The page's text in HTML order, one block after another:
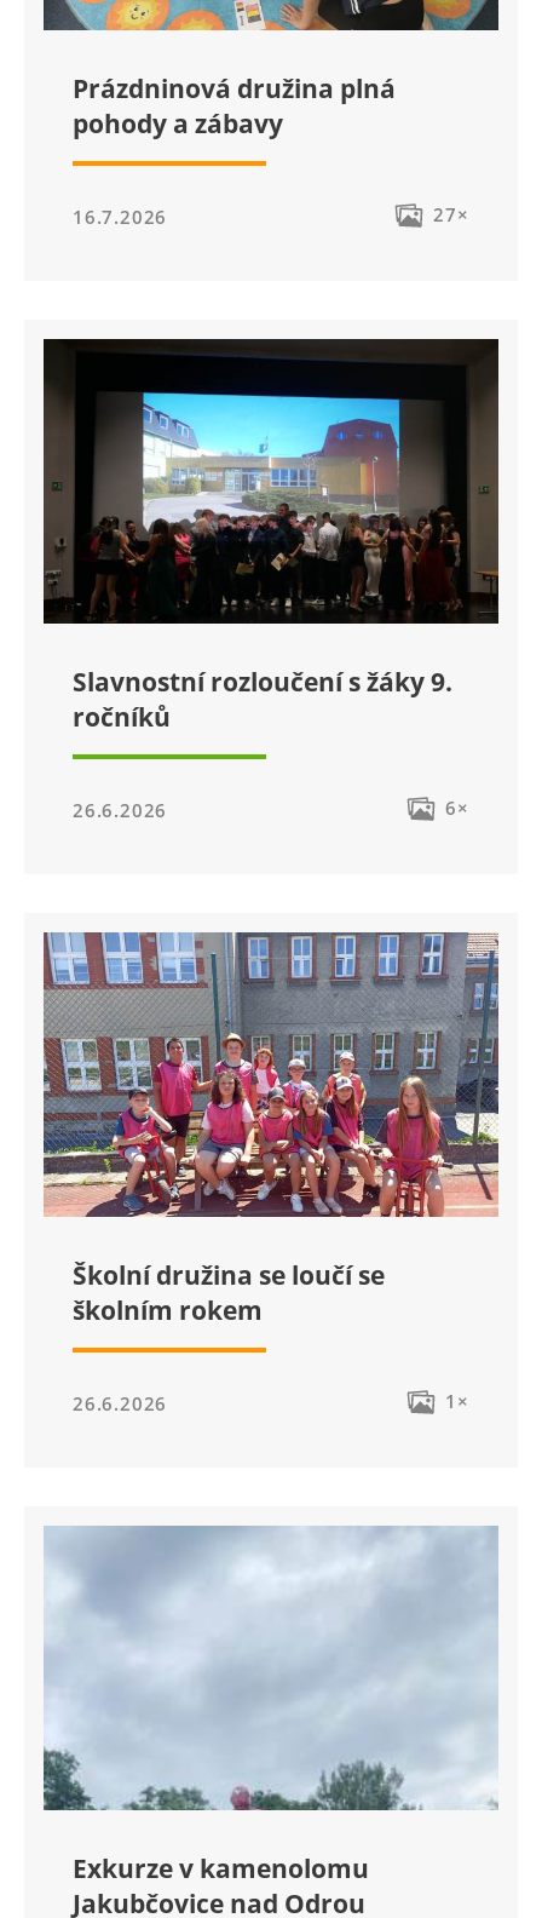
Prázdninová družina plná
pohody a zábavy
16.7.2026 27×
Slavnostní rozloučení s žáky 9.
ročníků
26.6.2026 6×
Školní družina se loučí se
školním rokem
26.6.2026 1×
Exkurze v kamenolomu
Jakubčovice nad Odrou